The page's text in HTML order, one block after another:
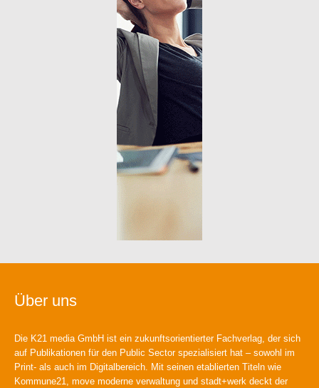
Über uns
Die K21 media GmbH ist ein zukunftsorientierter Fachverlag, der sich
auf Publikationen für den Public Sector spezialisiert hat – sowohl im
Print- als auch im Digitalbereich. Mit seinen etablierten Titeln wie
Kommune21, move moderne verwaltung und stadt+werk deckt der